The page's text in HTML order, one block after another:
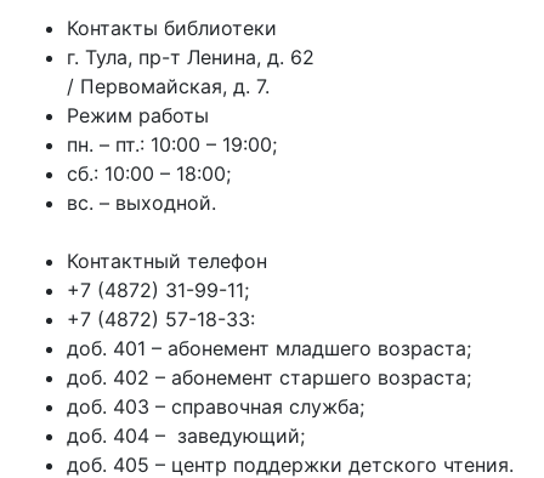
Контакты библиотеки
г. Тула, пр-т Ленина, д. 62
/ Первомайская, д. 7.
Режим работы
пн. – пт.: 10:00 – 19:00;
сб.: 10:00 – 18:00;
вс. – выходной.
Контактный телефон
+7 (4872) 31-99-11;
+7 (4872) 57-18-33:
доб. 401 – абонемент младшего возраста;
доб. 402 – абонемент старшего возраста;
доб. 403 – справочная служба;
доб. 404 – заведующий;
доб. 405 – центр поддержки детского чтения.